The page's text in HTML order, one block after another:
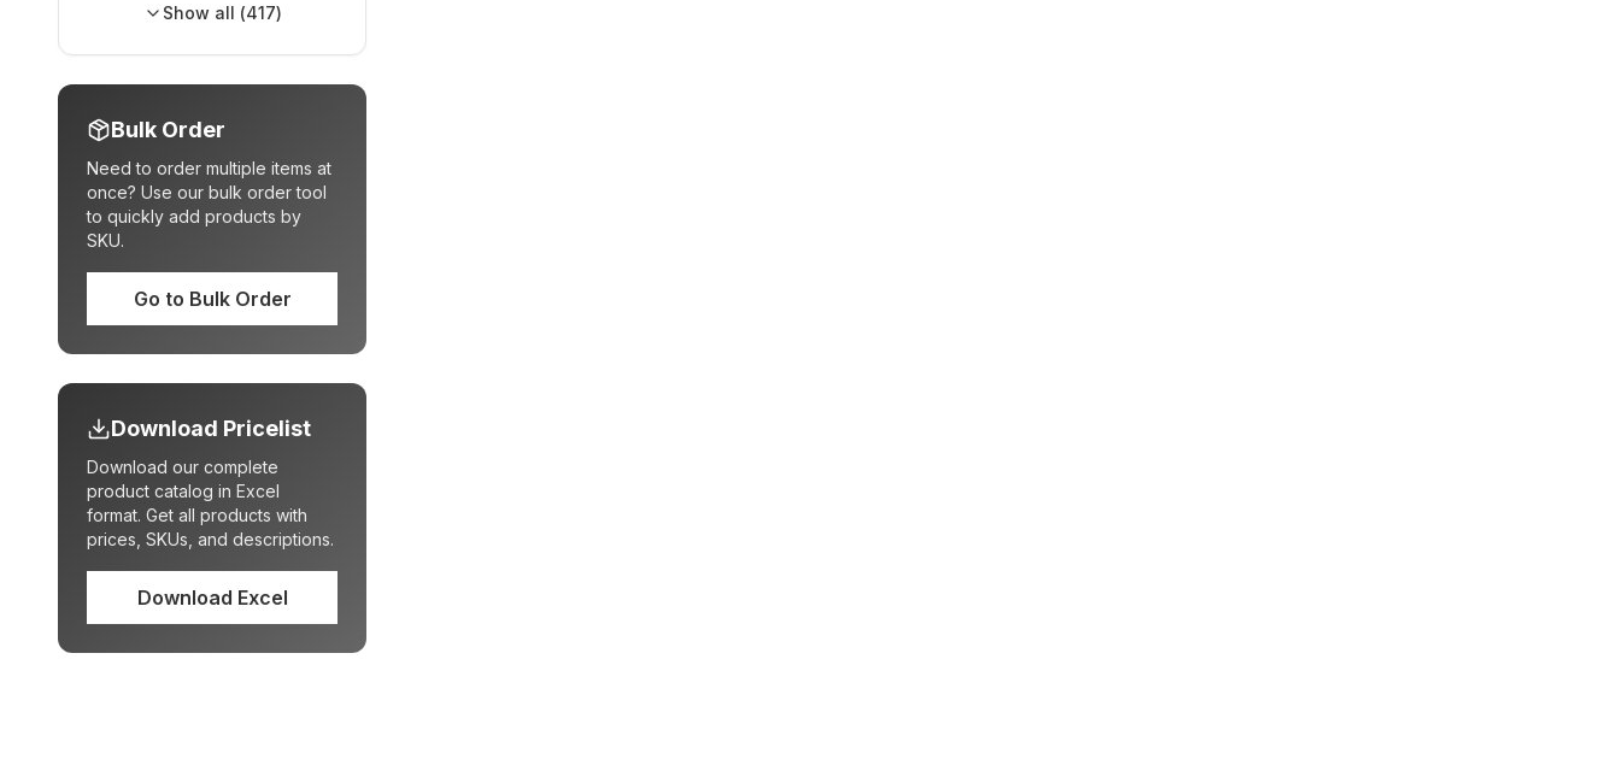
Show all (417)
Bulk Order
Need to order multiple items at
once? Use our bulk order tool
to quickly add products by
SKU.
Go to Bulk Order
Download Pricelist
Download our complete
product catalog in Excel
format. Get all products with
prices, SKUs, and descriptions.
Download Excel